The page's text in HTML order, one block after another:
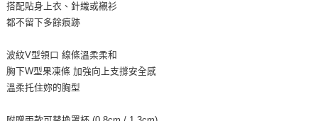
搭配貼身上衣、針織或襯衫
都不留下多餘痕跡
波紋V型領口 線條溫柔柔和
胸下W型果凍條 加強向上支撐安全感
溫柔托住妳的胸型